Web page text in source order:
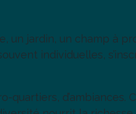
un jardin, un champ à
individuelles,
d’ambiances.